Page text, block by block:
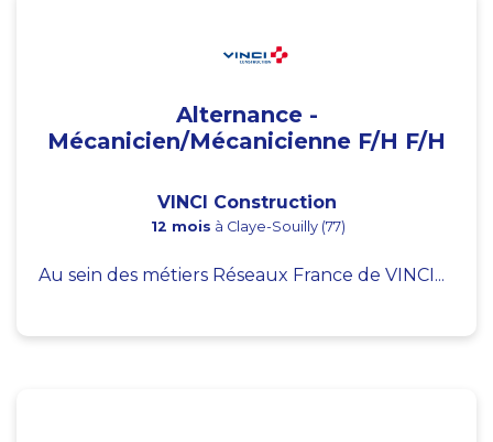
Alternance -
Mécanicien/Mécanicienne F/H F/H
VINCI Construction
12 mois à Claye-Souilly (77)
Au sein des métiers Réseaux France de VINCI...